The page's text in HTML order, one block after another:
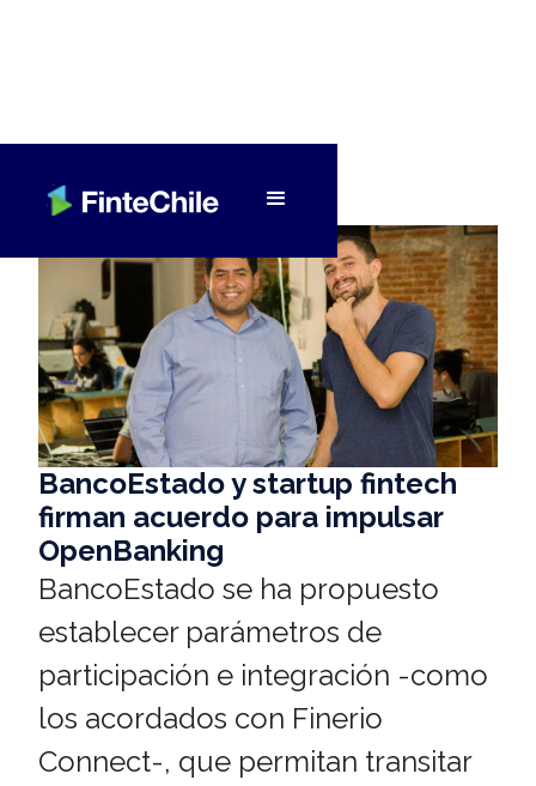
BancoEstado y startup fintech
firman acuerdo para impulsar
OpenBanking
BancoEstado se ha propuesto
establecer parámetros de
participación e integración -como
los acordados con Finerio
Connect-, que permitan transitar